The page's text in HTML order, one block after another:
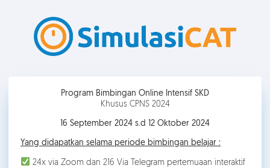
Program Bimbingan Online Intensif SKD
Khusus CPNS 2024
16 September 2024 s.d 12 Oktober 2024
Yang didapatkan selama periode bimbingan belajar :
24x via Zoom dan 216 Via Telegram pertemuaan interaktif